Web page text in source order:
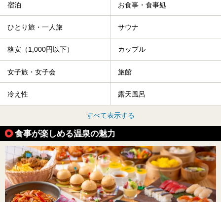
宿泊 お食事・食事処
ひとり旅・一人旅 サウナ
格安（1,000円以下） カップル
女子旅・女子会 旅館
冷え性 露天風呂
すべて表示する
食事が楽しめる温泉の魅力